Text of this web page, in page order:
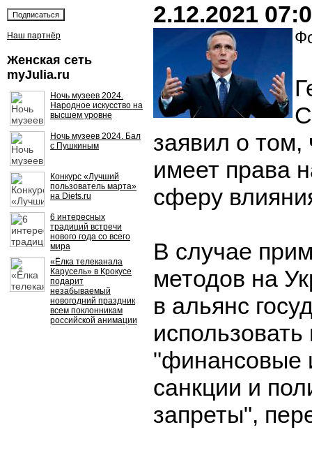
Наш партнёр
Женская сеть
myJulia.ru
Ночь музеев 2024.
Народное искусство на
высшем уровне
Ночь музеев 2024. Бал
с Пушкиным
Конкурс «Лучший
пользователь марта»
на Diets.ru
6 интересных
традиций встречи
нового года со всего
мира
«Ёлка телеканала
Карусель» в Крокусе
подарит
незабываемый
новогодний праздник
всем поклонникам
российской анимации
2.12.2021
заявил о том,
имеет права
сферу
В случае
методов на
в альянс
"финансовые
санкции и
запреты",